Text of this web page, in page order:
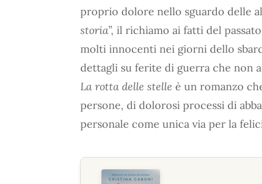
proprio dolore nello sguardo delle
storia”, il richiamo ai fatti del
molti innocenti nei giorni dello
dettagli su ferite di guerra che non
La rotta delle stelle è un romanzo
persone, di dolorosi processi di
personale come unica via per la